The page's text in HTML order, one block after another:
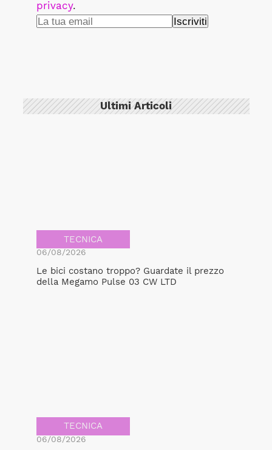
privacy.
Ultimi Articoli
TECNICA
06/08/2026
Le bici costano troppo? Guardate il prezzo
della Megamo Pulse 03 CW LTD
TECNICA
06/08/2026